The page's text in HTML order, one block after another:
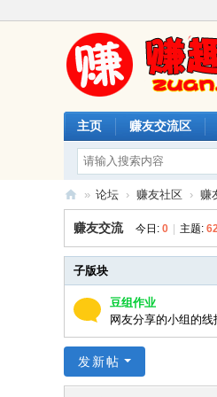
主页 赚友交流区
赚
趣
网
» 论坛 › 赚友社区 › 赚
赚友交流 今日: 0 主题:
子版块
豆组作业
网友分享的小组的线
发新帖